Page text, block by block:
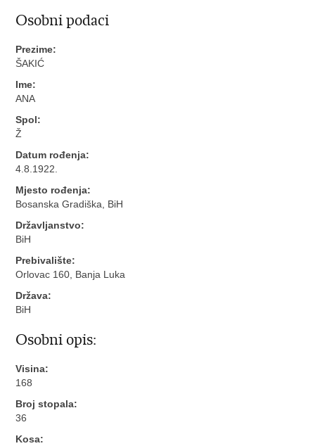
Osobni podaci
Prezime:
ŠAKIĆ
Ime:
ANA
Spol:
Ž
Datum rođenja:
4.8.1922.
Mjesto rođenja:
Bosanska Gradiška, BiH
Državljanstvo:
BiH
Prebivalište:
Orlovac 160, Banja Luka
Država:
BiH
Osobni opis:
Visina:
168
Broj stopala:
36
Kosa: